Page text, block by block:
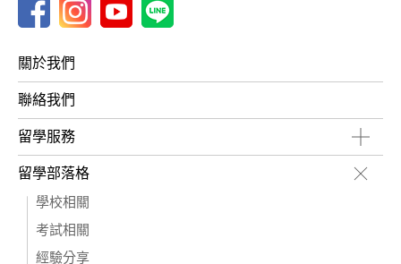
關於我們
聯絡我們
留學服務
留學部落格
學校相關
考試相關
經驗分享